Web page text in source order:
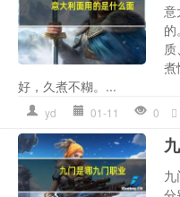
意
煮
好，久煮不糊。...
yd 01-11 0